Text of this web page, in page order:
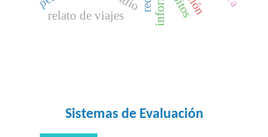
relato de viajes
Sistemas de Evaluación